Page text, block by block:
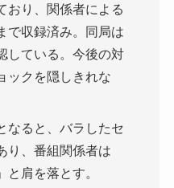
おり、関係者による
で収録済み。同局は
している。今後の対
ックを隠しきれな
なると、バラしたセ
り、番組関係者は
と肩を落とす。